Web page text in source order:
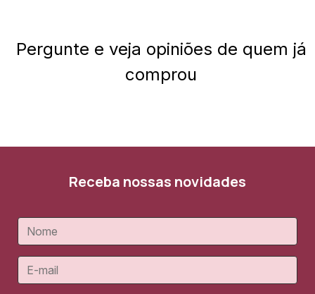
Pergunte e veja opiniões de quem já
comprou
Receba nossas novidades